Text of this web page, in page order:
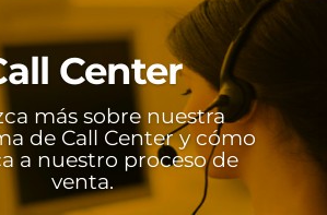
Center
más sobre nuestra
de Call Center y cómo
a nuestro proceso de
venta.